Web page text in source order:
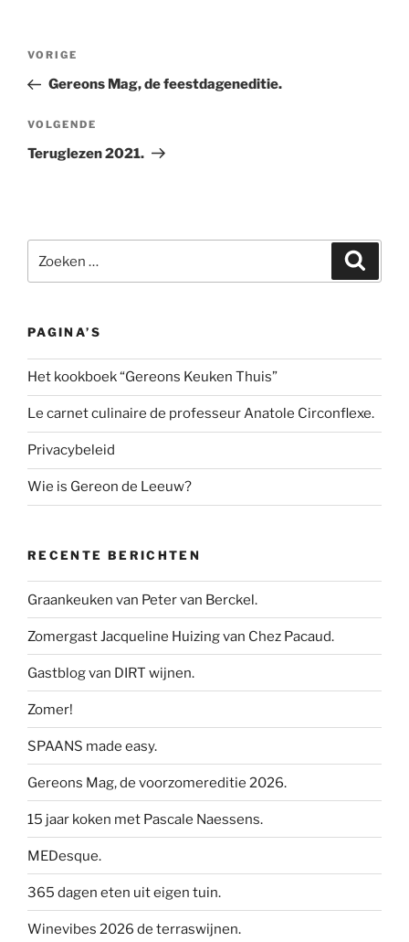
Bericht
Vorig
bericht
VORIGE
Gereons Mag, de feestdageneditie.
Volgend
bericht
VOLGENDE
Teruglezen 2021.
naar:
PAGINA’S
Het kookboek “Gereons Keuken Thuis”
Le carnet culinaire de professeur Anatole Circonflexe.
Privacybeleid
Wie is Gereon de Leeuw?
RECENTE BERICHTEN
Graankeuken van Peter van Berckel.
Zomergast Jacqueline Huizing van Chez Pacaud.
Gastblog van DIRT wijnen.
Zomer!
SPAANS made easy.
Gereons Mag, de voorzomereditie 2026.
15 jaar koken met Pascale Naessens.
MEDesque.
365 dagen eten uit eigen tuin.
Winevibes 2026 de terraswijnen.